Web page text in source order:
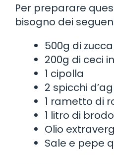
Per preparare
bisogno dei
500g di zucca
200g di ceci
1 cipolla
2 spicchi
1 rametto di
1 litro di
Olio
Sale e pepe